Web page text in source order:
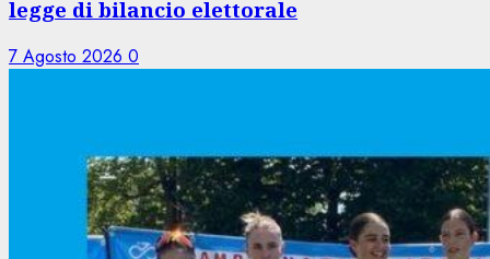
legge di bilancio elettorale
7 Agosto 2026 0